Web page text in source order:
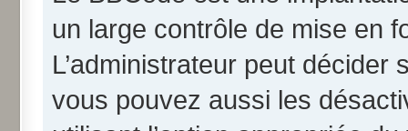
un large contrôle de mise en
L’administrateur peut
vous pouvez aussi les